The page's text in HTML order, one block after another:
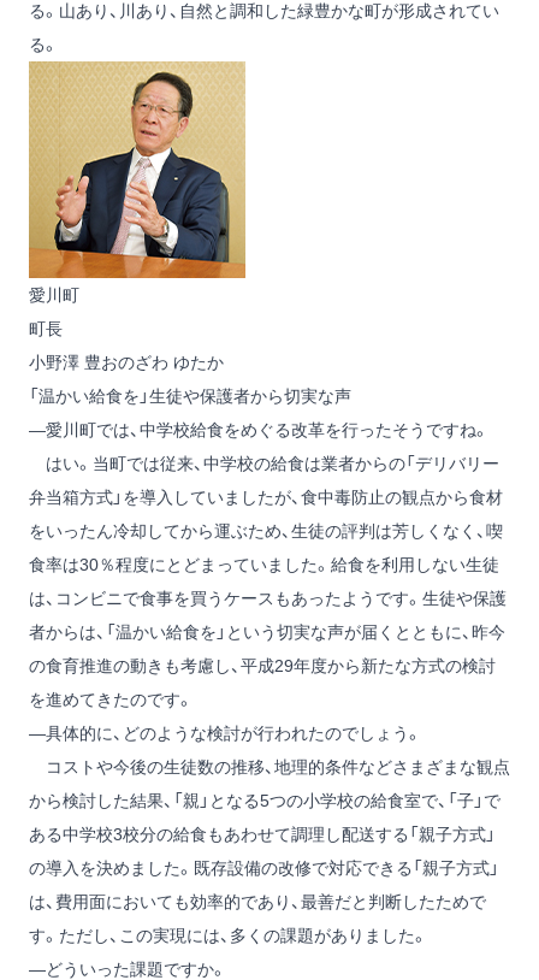
る。山あり、川あり、自然と調和した緑豊かな町が形成されてい
る。
愛川町
町長
小野澤 豊おのざわ ゆたか
「温かい給食を」生徒や保護者から切実な声
―愛川町では、中学校給食をめぐる改革を行ったそうですね。
はい。当町では従来、中学校の給食は業者からの「デリバリー
弁当箱方式」を導入していましたが、食中毒防止の観点から食材
をいったん冷却してから運ぶため、生徒の評判は芳しくなく、喫
食率は30％程度にとどまっていました。給食を利用しない生徒
は、コンビニで食事を買うケースもあったようです。生徒や保護
者からは、「温かい給食を」という切実な声が届くとともに、昨今
の食育推進の動きも考慮し、平成29年度から新たな方式の検討
を進めてきたのです。
―具体的に、どのような検討が行われたのでしょう。
コストや今後の生徒数の推移、地理的条件などさまざまな観点
から検討した結果、「親」となる5つの小学校の給食室で、「子」で
ある中学校3校分の給食もあわせて調理し配送する「親子方式」
の導入を決めました。既存設備の改修で対応できる「親子方式」
は、費用面においても効率的であり、最善だと判断したためで
す。ただし、この実現には、多くの課題がありました。
―どういった課題ですか。